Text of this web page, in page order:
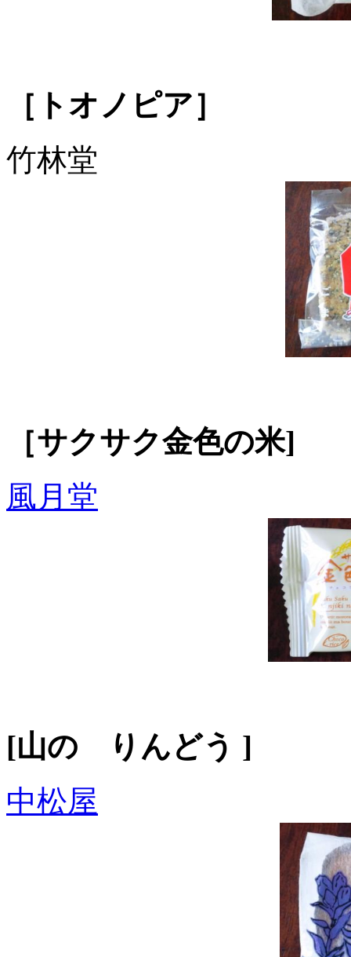
［トオノピア］
竹林堂
［サクサク金色の米]
風月堂
[山の りんどう ]
中松屋